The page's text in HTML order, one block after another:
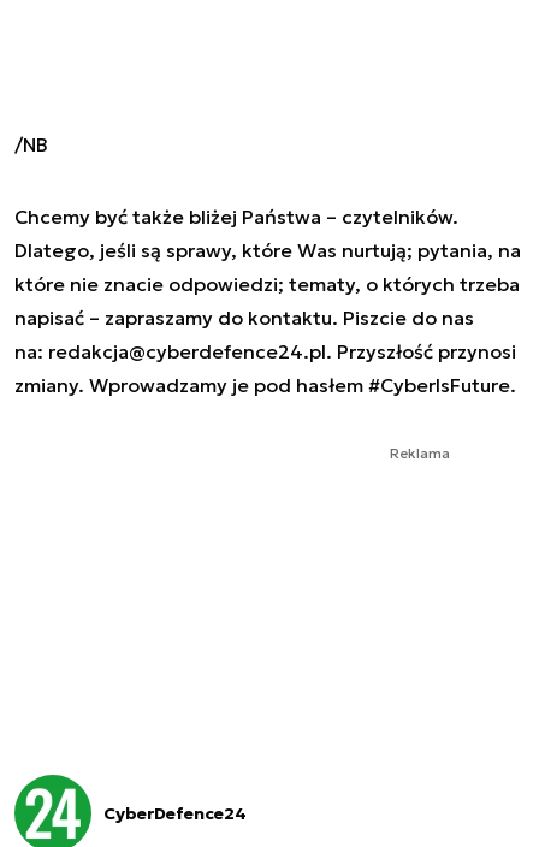
/NB
Chcemy być także bliżej Państwa – czytelników.
Dlatego, jeśli są sprawy, które Was nurtują; pytania, na
które nie znacie odpowiedzi; tematy, o których trzeba
napisać – zapraszamy do kontaktu. Piszcie do nas
na: redakcja@cyberdefence24.pl. Przyszłość przynosi
zmiany. Wprowadzamy je pod hasłem #CyberIsFuture.
Reklama
CyberDefence24